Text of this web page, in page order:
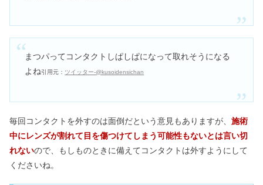
まつパってコンタクトしぱしぱになって取れそうになる
よね引用元： ツイッター-@kusoidensichan
毎回コンタクトを外すのは面倒だという意見もありますが、 施術
中にレンズが割れて目を傷つけてしまう可能性もないとは言い切
れないので、もしものときに備えてコンタクトは外すようにして
くださいね。